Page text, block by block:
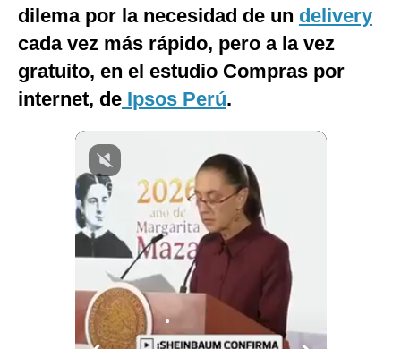
¿quiénes
Somos?
Condiciones
Privacidad
Preguntas
dilema por la necesidad de un delivery
cada vez más rápido, pero a la vez
gratuito, en el estudio Compras por
internet, de Ipsos Perú.